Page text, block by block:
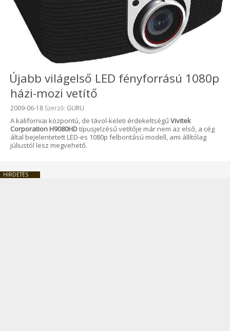
Újabb világelső LED fényforrású 1080p
házi-mozi vetítő
Beküldve:
2009-06-18 Szerző: GURU
A kaliforniai központú, de távol-keleti érdekeltségű Vivitek
Corporation H9080HDtípusjelzésű vetítője már nem az első, a cég
által bejelentetett LED-es 1080p felbontású modell, ami állítólag
júliustól lesz megvehető.
HIRDETÉS